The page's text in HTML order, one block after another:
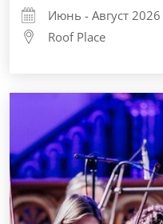
Июнь - Август 2026
Roof Place